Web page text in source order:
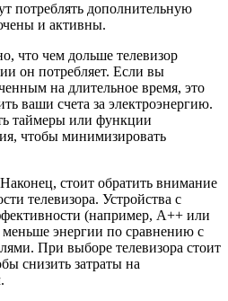
потреблять дополнительную
и активны.
что чем дольше телевизор
он потребляет. Если вы
на длительное время, это
ваши счета за электроэнергию.
таймеры или функции
чтобы минимизировать
стоит обратить внимание
телевизора. Устройства с
(например, A++ или
энергии по сравнению с
При выборе телевизора стоит
снизить затраты на